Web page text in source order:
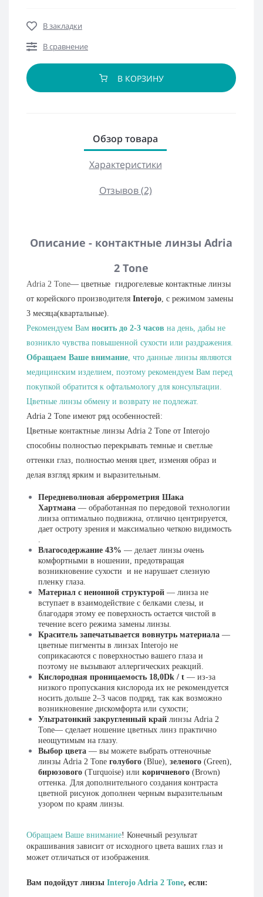
В закладки
В сравнение
В КОРЗИНУ
Обзор товара
Характеристики
Отзывов (2)
Описание - контактные линзы Adria
2 Tone
Adria 2 Tone— цветные гидрогелевые контактные линзы
от корейского производителя Interojo , с режимом замены
3 месяца(квартальные).
Рекомендуем Вам носить до 2-3 часов на день, дабы не
возникло чувства повышенной сухости или раздражения.
Обращаем Ваше внимание , что данные линзы являются
медицинским изделием, поэтому рекомендуем Вам перед
покупкой обратится к офтальмологу для консультации.
Цветные линзы обмену и возврату не подлежат.
Adria 2 Tone имеют ряд особенностей:
Цветные контактные линзы Adria 2 Tone от Interojo
способны полностью перекрывать темные и светлые
оттенки глаз, полностью меняя цвет, изменяя образ и
делая взгляд ярким и выразительным.
Передневолновая аберрометрия Шака
Хартмана — обработанная по передовой технологии
линза оптимально подвижна, отлично центрируется,
дает остроту зрения и максимально четкою видимость
Влагосодержание 43% — делает линзы очень
комфортными в ношении, предотвращая
возникновение сухости и не нарушает слезную
пленку глаза.
Материал с неионной структурой — линза не
вступает в взаимодействие с белками слезы, и
благодаря этому ее поверхность остается чистой в
течение всего режима замены линзы.
Краситель запечатывается вовнутрь материала —
цветные пигменты в линзах Interojo не
соприкасаются с поверхностью вашего глаза и
поэтому не вызывают аллергических реакций.
Кислородная проницаемость 18,0Dk / t — из-за
низкого пропускания кислорода их не рекомендуется
носить дольше 2–3 часов подряд, так как возможно
возникновение дискомфорта или сухости;
Ультратонкий закругленный край линзы Adria 2
Tone— сделает ношение цветных линз практично
неощутимым на глазу.
Выбор цвета — вы можете выбрать оттеночные
линзы Adria 2 Tone голубого (Blue), зеленого (Green),
бирюзового (Turquoise) или коричневого (Brown)
оттенка. Для дополнительного создания контраста
цветной рисунок дополнен черным выразительным
узором по краям линзы.
Обращаем Ваше внимание! Конечный результат
окрашивания зависит от исходного цвета ваших глаз и
может отличаться от изображения.
Вам подойдут линзы Interojo Adria 2 Tone, если: